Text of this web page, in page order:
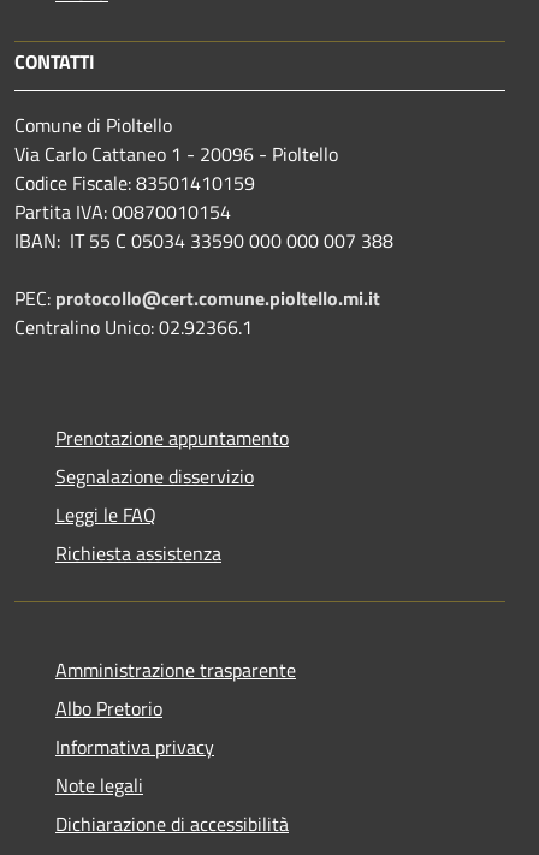
CONTATTI
Comune di Pioltello
Via Carlo Cattaneo 1 - 20096 - Pioltello
Codice Fiscale: 83501410159
Partita IVA: 00870010154
IBAN: IT 55 C 05034 33590 000 000 007 388
PEC: protocollo@cert.comune.pioltello.mi.it
Centralino Unico: 02.92366.1
Prenotazione appuntamento
Segnalazione disservizio
Leggi le FAQ
Richiesta assistenza
Amministrazione trasparente
Albo Pretorio
Informativa privacy
Note legali
Dichiarazione di accessibilità